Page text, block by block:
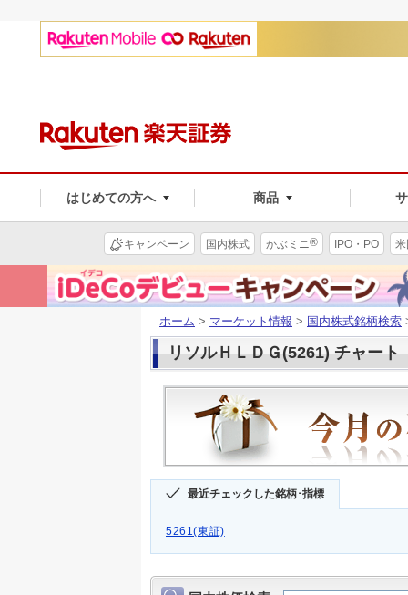
はじめての方へ 商品
キャンペーン 国内株式 かぶミニ® IPO・PO
ホーム > マーケット情報 > 国内株式銘柄検索
リソルＨＬＤＧ(5261) チャート
最近チェックした銘柄･指標
5261(東証)